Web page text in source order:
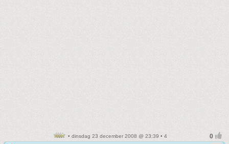
• dinsdag 23 december 2008 @ 23:39 • 4